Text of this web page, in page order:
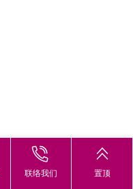
联络我们 置顶